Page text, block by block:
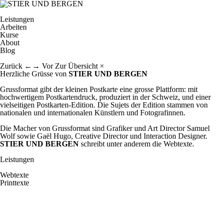
Leistungen
Arbeiten
Kurse
About
Blog
Zurück ← → Vor Zur Übersicht ×
Herzliche Grüsse von STIER UND BERGEN
Grussformat gibt der kleinen Postkarte eine grosse Plattform: mit
hochwertigem Post­karten­druck, produziert in der Schweiz, und einer
vielseitigen Post­karten-Edition. Die Sujets der Edition stammen von
nationalen und internationalen Künstlern und Fotografinnen.
Die Macher von Grussformat sind Grafiker und Art Director Samuel
Wolfsowie Gaël Hugo, Creative Director und Interaction Designer.
STIER UND BERGEN schreibt unter anderem die Web­texte.
Leistungen
Webtexte
Printtexte